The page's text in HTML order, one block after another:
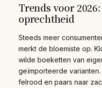
Trends voor
oprechtheid
Steeds meer
merkt de bloemiste op.
wilde boeketten van
geïmporteerde
felrood en paars naar